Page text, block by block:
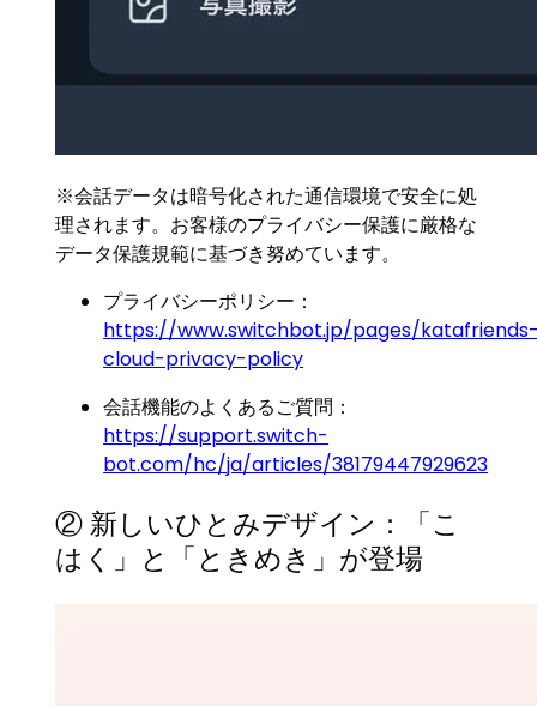
※会話データは暗号化された通信環境で安全に処
理されます。お客様のプライバシー保護に厳格な
データ保護規範に基づき努めています。
プライバシーポリシー：
https://www.switchbot.jp/pages/
cloud-privacy-policy
会話機能のよくあるご質問：
https://support.switch-
bot.com/hc/ja/articles/38179447929623
② 新しいひとみデザイン：「こ
はく」と「ときめき」が登場